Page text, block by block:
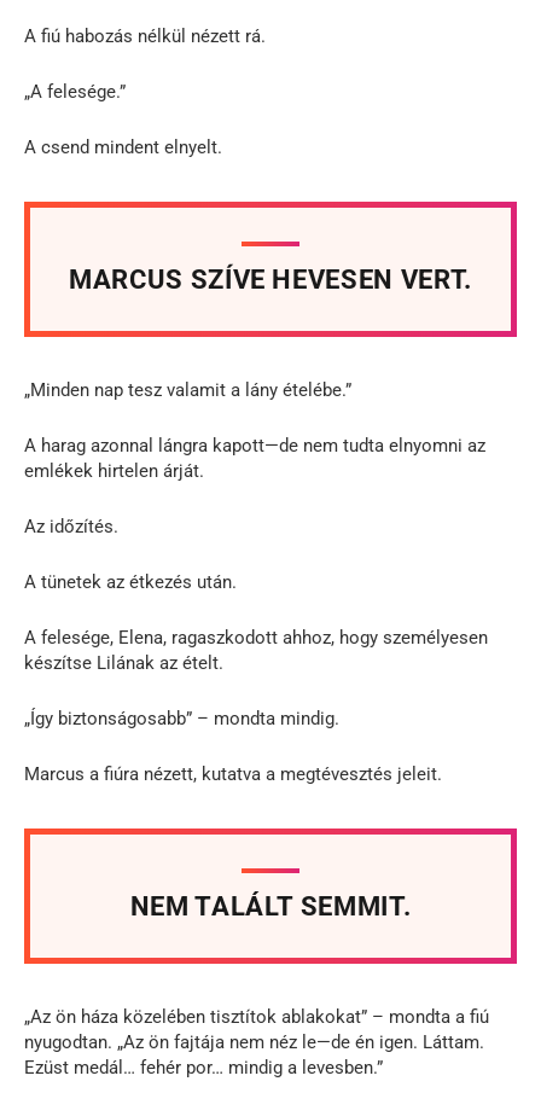
A fiú habozás nélkül nézett rá.
„A felesége.”
A csend mindent elnyelt.
MARCUS SZÍVE HEVESEN VERT.
„Minden nap tesz valamit a lány ételébe.”
A harag azonnal lángra kapott—de nem tudta elnyomni az
emlékek hirtelen árját.
Az időzítés.
A tünetek az étkezés után.
A felesége, Elena, ragaszkodott ahhoz, hogy személyesen
készítse Lilának az ételt.
„Így biztonságosabb” – mondta mindig.
Marcus a fiúra nézett, kutatva a megtévesztés jeleit.
NEM TALÁLT SEMMIT.
„Az ön háza közelében tisztítok ablakokat” – mondta a fiú
nyugodtan. „Az ön fajtája nem néz le—de én igen. Láttam.
Ezüst medál… fehér por… mindig a levesben.”